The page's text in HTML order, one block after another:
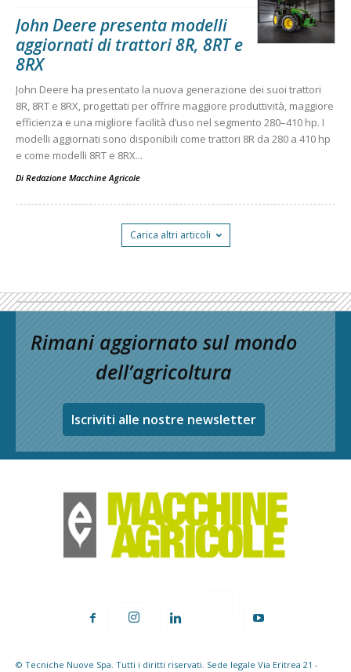
John Deere presenta modelli
aggiornati di trattori 8R, 8RT e
8RX
John Deere ha presentato la nuova generazione dei suoi trattori
8R, 8RT e 8RX, progettati per offrire maggiore produttività, maggiore
efficienza e una migliore facilità d’uso nel segmento 280–410 hp. I
modelli aggiornati sono disponibili come trattori 8R da 280 a 410 hp
e come modelli 8RT e 8RX...
Di Redazione Macchine Agricole
Carica altri articoli
Rimani aggiornato sul mondo
dell’agricoltura
Iscriviti alle nostre newsletter
© Tecniche Nuove Spa. Tutti i diritti riservati. Sede legale Via Eritrea 21 -